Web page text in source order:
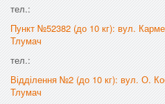
тел.:
Пункт №52382 (до 10 кг): вул.
Тлумач
тел.:
Відділення №2 (до 10 кг): вул. О.
Тлумач